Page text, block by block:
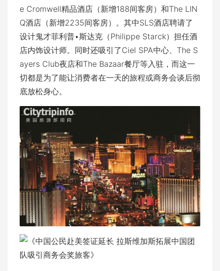
e Cromwell精品酒店（新增188间客房）和The LIN
Q酒店（新增2235间客房）。其中SLS酒店聘请了
设计鬼才菲利普•斯达克（Philippe Starck）担任酒
店内饰设计师。同时还吸引了Ciel SPA中心、The S
ayers Club夜店和The Bazaar餐厅等入驻，而这一
切都是为了能让消费者在一天的旅程或商务会谈后彻
底放松身心。